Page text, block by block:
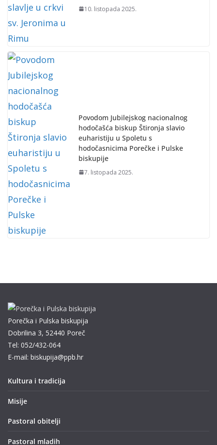
10. listopada 2025.
Povodom Jubilejskog nacionalnog
hodočašća biskup Štironja slavio
euharistiju u Spoletu s
hodočasnicima Porečke i Pulske
biskupije
7. listopada 2025.
Porečka i Pulska biskupija
Dobrilina 3, 52440 Poreč
Tel: 052/432-064
E-mail: biskupija@ppb.hr
Kultura i tradicija
Misije
Pastoral obitelji
Pastoral mladih